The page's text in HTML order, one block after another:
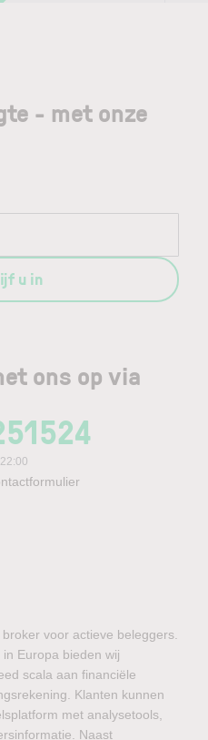
ons op via
- met onze
u in
voor actieve beleggers.
Europa bieden wij
scala aan financiële
Klanten kunnen
met analysetools,
Naast